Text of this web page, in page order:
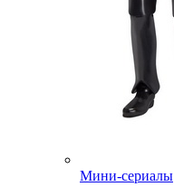
Мини-сериалы